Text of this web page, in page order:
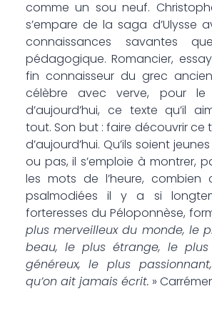
comme un sou neuf.
s’empare de la saga d’Ulysse
connaissances savantes
pédagogique. Romancier,
fin connaisseur du grec
célèbre avec verve, pour le
d’aujourd’hui, ce texte qu’il
tout. Son but : faire découvrir ce
d’aujourd’hui. Qu’ils soient
ou pas, il s’emploie à montrer,
les mots de l’heure, combien
psalmodiées il y a si
forteresses du Péloponnèse,
plus merveilleux du monde, le
beau, le plus étrange, le
généreux, le plus
qu’on ait jamais écrit. »